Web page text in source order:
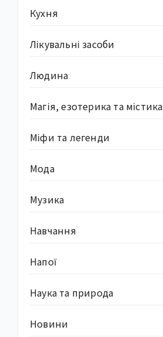
Кухня
Лікувальні засоби
Людина
Магія, езотерика та містика
Міфи та легенди
Мода
Музика
Навчання
Напої
Наука та природа
Новини